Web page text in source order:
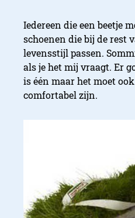
Iedereen die een beetje
schoenen die bij de rest
levensstijl passen.
als je het mij vraagt. Er
is één maar het moet
comfortabel zijn.